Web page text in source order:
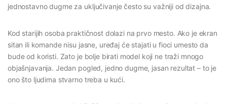
jednostavno dugme za uključivanje često su važniji od dizajna.
Kod starijih osoba praktičnost dolazi na prvo mesto. Ako je ekran
sitan ili komande nisu jasne, uređaj će stajati u fioci umesto da
bude od koristi. Zato je bolje birati model koji ne traži mnogo
objašnjavanja. Jedan pogled, jedno dugme, jasan rezultat – to je
ono što ljudima stvarno treba u kući.